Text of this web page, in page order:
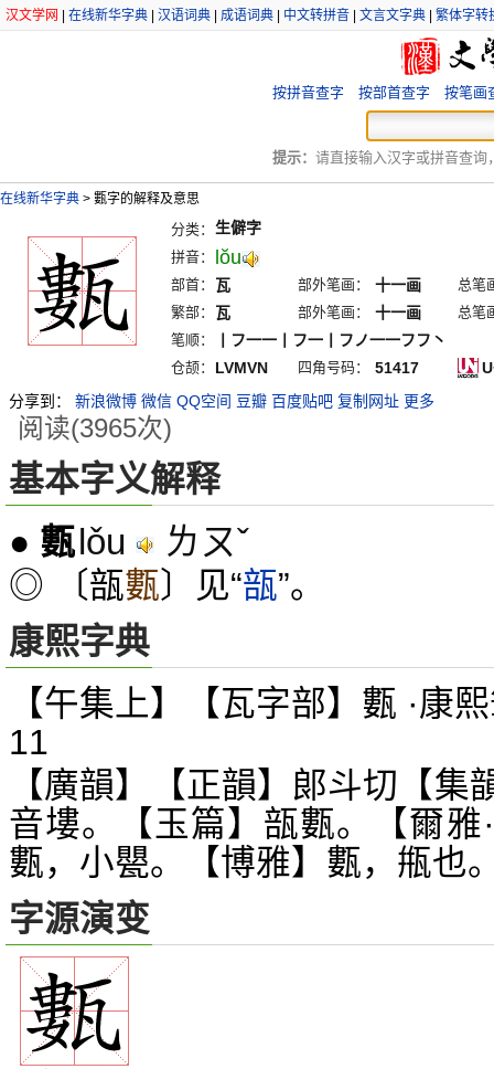
汉文学网 在线新华字典 汉语词典 成语词典 中文转拼音 文言文字典 繁体字转
按拼音查字 按部首查字 按笔画
提示： 请直接输入汉字或拼音查询
在线新华字典 > 甊字的解释及意思
分类： 生僻字
拼音： lŏu
部首： 瓦 部外笔画： 十一画
总笔
繁部：
瓦 部外笔画： 十一画
总笔
笔顺：
丨フ一一丨フ一丨フノ一一フフ丶
仓颉： LVMVN 四角号码： 51417
分享到：
新浪微博 微信 QQ空间 豆瓣 百度贴吧 复制网址 更多
阅读(3965次)
基本字义解释
● 甊lǒu ㄌㄡˇ
◎ 〔瓿甊〕见“瓿”。
康熙字典
【午集上】【瓦字部】甊 ·康
11
【廣韻】【正韻】郞斗切【集
音塿。【玉篇】瓿甊。【爾
甊，小甖。【博雅】甊，甁也
字源演变